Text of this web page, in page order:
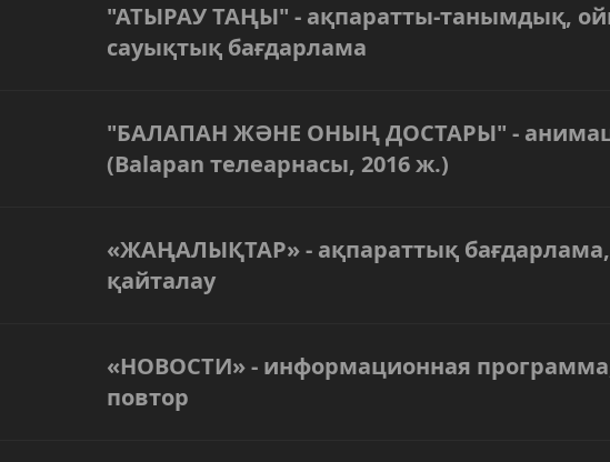
"АТЫРАУ ТАҢЫ" - ақпаратты-танымдық,
сауықтық бағдарлама
"БАЛАПАН ЖӘНЕ ОНЫҢ ДОСТАРЫ" -
(Balapan телеарнасы, 2016 ж.)
«ЖАҢАЛЫҚТАР» - ақпараттық бағдарлама,
қайталау
«НОВОСТИ» - информационная
повтор